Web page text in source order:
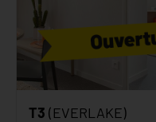
T3 (EVERLAKE)